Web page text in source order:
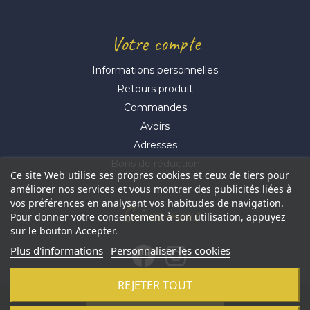
Votre compte
Informations personnelles
Retours produit
Commandes
Avoirs
Adresses
Suivez-nous
Ce site Web utilise ses propres cookies et ceux de tiers pour
améliorer nos services et vous montrer des publicités liées à
vos préférences en analysant vos habitudes de navigation.
Pour donner votre consentement à son utilisation, appuyez
sur le bouton Accepter.
Plus d'informations Personnaliser les cookies
REJETER TOUT